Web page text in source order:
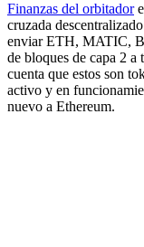
Finanzas del orbitador
cruzada
enviar ETH, MATIC,
de bloques de capa 2 a
cuenta que estos son
activo y en
nuevo a Ethereum.